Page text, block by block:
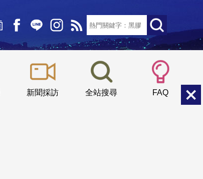
新聞採訪 全站搜尋 FAQ
小 中